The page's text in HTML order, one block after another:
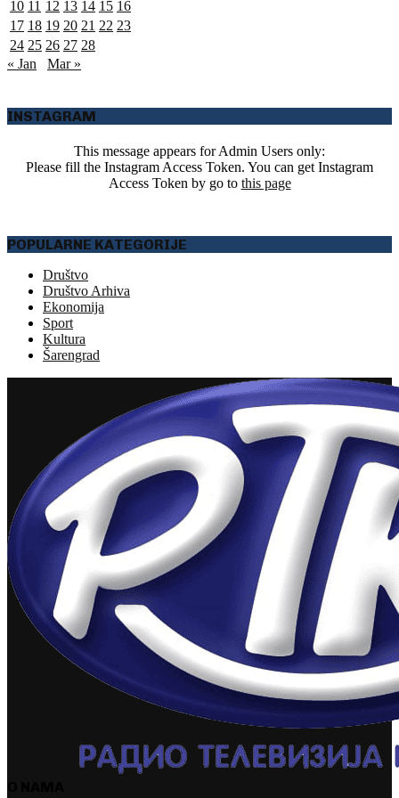
10 11 12 13 14 15 16
17 18 19 20 21 22 23
24 25 26 27 28
« Jan
Mar »
INSTAGRAM
This message appears for Admin Users only:
Please fill the Instagram Access Token. You can get Instagram
Access Token by go to this page
POPULARNE KATEGORIJE
Društvo
Društvo Arhiva
Ekonomija
Sport
Kultura
Šarengrad